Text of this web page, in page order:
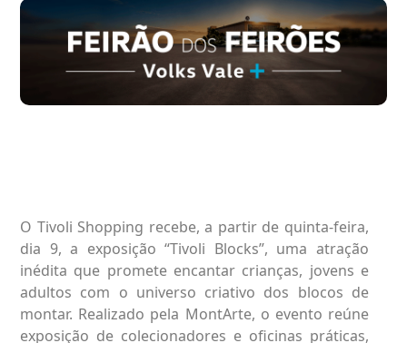
O Tivoli Shopping recebe, a partir de quinta-feira,
dia 9, a exposição “Tivoli Blocks”, uma atração
inédita que promete encantar crianças, jovens e
adultos com o universo criativo dos blocos de
montar. Realizado pela MontArte, o evento reúne
exposição de colecionadores e oficinas práticas,